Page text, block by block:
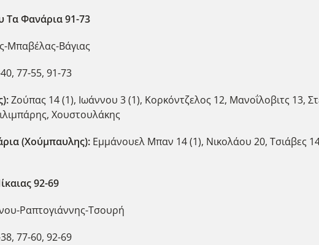
Φανάρια 91-73
Μπαβέλας-Βάγιας
77-55, 91-73
Ζούπας 14 (1), Ιωάννου 3 (1), Κορκόντζελος 12, Mανοΐλοβιτς 13,
Χουστουλάκης
(Χούμπαυλης): Εμμάνουελ Μπαν 14 (1), Νικολάου 20, Τσιάβες
92-69
Ραπτογιάννης-Τσουρή
77-60, 92-69